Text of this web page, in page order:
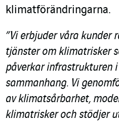
klimatförändringarna.
”Vi erbjuder våra kunder
tjänster om klimatrisker
påverkar infrastrukturen
sammanhang. Vi
av klimatsårbarhet,
klimatrisker och stödjer